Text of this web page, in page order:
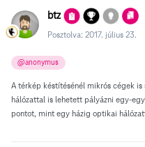
btz
Posztolva: 2017. július 23.
@anonymus
A térkép késtítésénél mikrós cégek
hálózattal is lehetett pályázni egy-
pontot, mint egy házig optikai